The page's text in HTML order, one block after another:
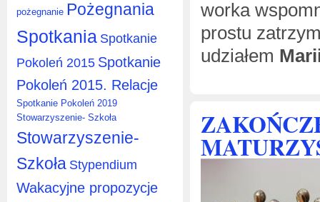
pożegnanie Pożegnania
Spotkania Spotkanie
Pokoleń 2015 Spotkanie
Pokoleń 2015. Relacje
Spotkanie Pokoleń 2019
Stowarzyszenie- Szkoła
Stowarzyszenie-
Szkoła Stypendium
Wakacyjne propozycje
worka
prostu
udziałem